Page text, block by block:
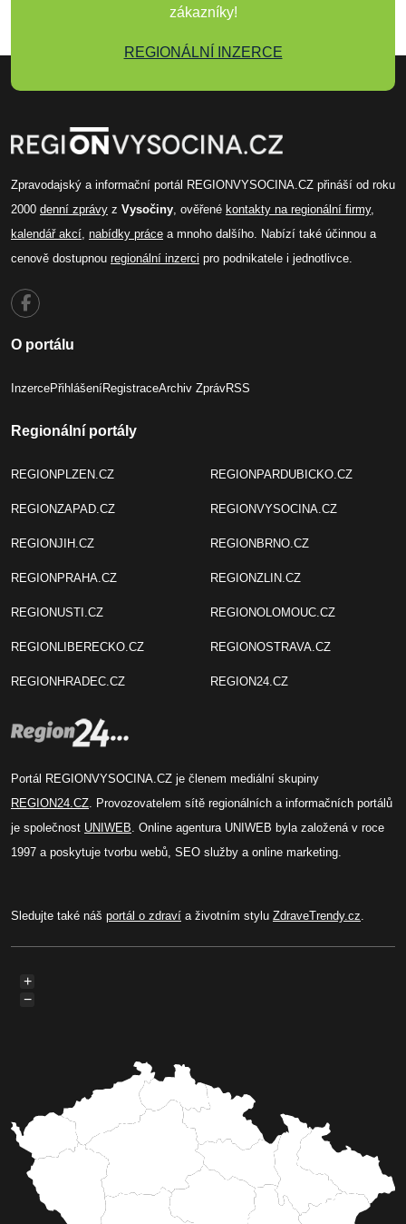
zákazníky!
REGIONÁLNÍ INZERCE
Zpravodajský a informační portál REGIONVYSOCINA.CZ přináší od roku
2000 denní zprávy z Vysočiny , ověřené kontakty na regionální firmy,
kalendář akcí nabídky práce a mnoho dalšího. Nabízí také účinnou a
cenově dostupnou regionální inzerci pro podnikatele i jednotlivce.
O portálu
InzercePřihlášeníRegistraceArchiv ZprávRSS
Regionální portály
REGIONPLZEN.CZ
REGIONZAPAD.CZ
REGIONJIH.CZ
REGIONPRAHA.CZ
REGIONUSTI.CZ
REGIONLIBERECKO.CZ
REGIONHRADEC.CZ
REGIONPARDUBICKO.CZ
REGIONVYSOCINA.CZ
REGIONBRNO.CZ
REGIONZLIN.CZ
REGIONOLOMOUC.CZ
REGIONOSTRAVA.CZ
REGION24.CZ
Portál REGIONVYSOCINA.CZ je členem mediální skupiny
REGION24.CZ . Provozovatelem sítě regionálních a informačních portálů
je společnost UNIWEB . Online agentura UNIWEB byla založená v roce
1997 a poskytuje tvorbu webů, SEO služby a online marketing.
Sledujte také náš portál o zdraví a životním stylu ZdraveTrendy.cz
+
−